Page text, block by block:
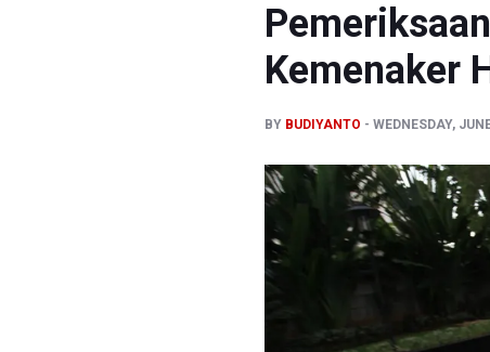
Kemenaker
BY BUDIYANTO WEDNESDAY,